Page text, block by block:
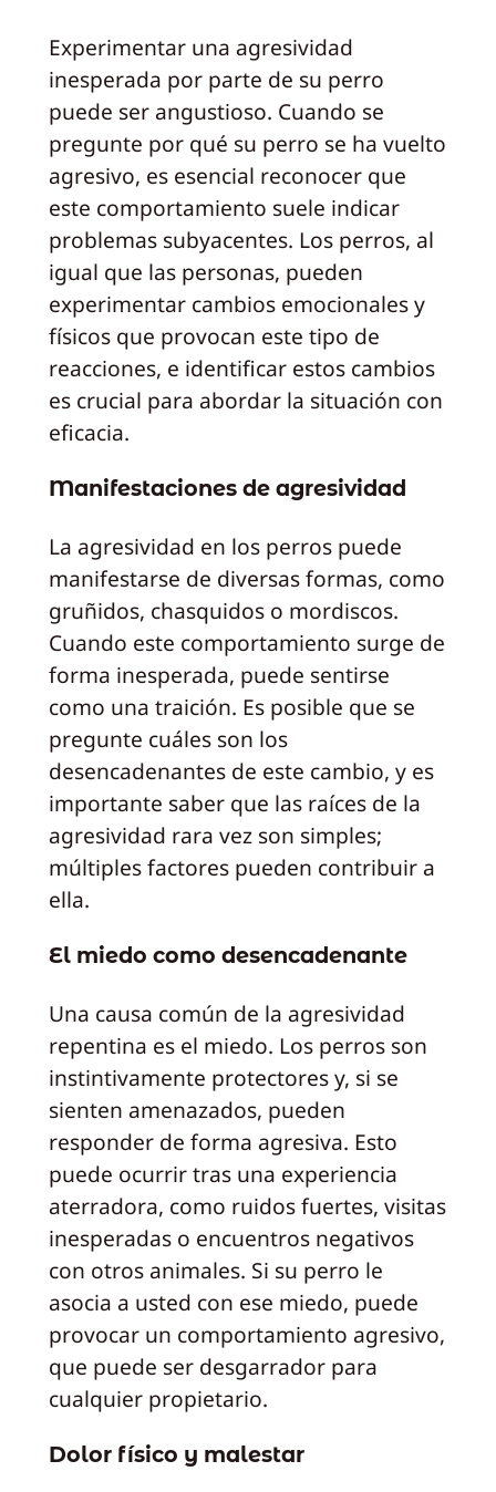
Experimentar una agresividad
inesperada por parte de su perro
puede ser angustioso. Cuando se
pregunte por qué su perro se ha vuelto
agresivo, es esencial reconocer que
este comportamiento suele indicar
problemas subyacentes. Los perros, al
igual que las personas, pueden
experimentar cambios emocionales y
físicos que provocan este tipo de
reacciones, e identificar estos cambios
es crucial para abordar la situación con
eficacia.
Manifestaciones de agresividad
La agresividad en los perros puede
manifestarse de diversas formas, como
gruñidos, chasquidos o mordiscos.
Cuando este comportamiento surge de
forma inesperada, puede sentirse
como una traición. Es posible que se
pregunte cuáles son los
desencadenantes de este cambio, y es
importante saber que las raíces de la
agresividad rara vez son simples;
múltiples factores pueden contribuir a
ella.
El miedo como desencadenante
Una causa común de la agresividad
repentina es el miedo. Los perros son
instintivamente protectores y, si se
sienten amenazados, pueden
responder de forma agresiva. Esto
puede ocurrir tras una experiencia
aterradora, como ruidos fuertes, visitas
inesperadas o encuentros negativos
con otros animales. Si su perro le
asocia a usted con ese miedo, puede
provocar un comportamiento agresivo,
que puede ser desgarrador para
cualquier propietario.
Dolor físico y malestar